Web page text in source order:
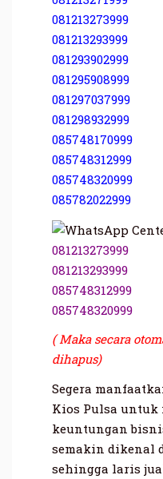
081213273999
081213293999
081293902999
081295908999
081297037999
081298932999
085748170999
085748312999
085748320999
085782022999
081213273999
081213293999
085748312999
085748320999
( Maka secara
dihapus)
Segera
Kios Pulsa
keuntungan
semakin dikenal
sehingga laris